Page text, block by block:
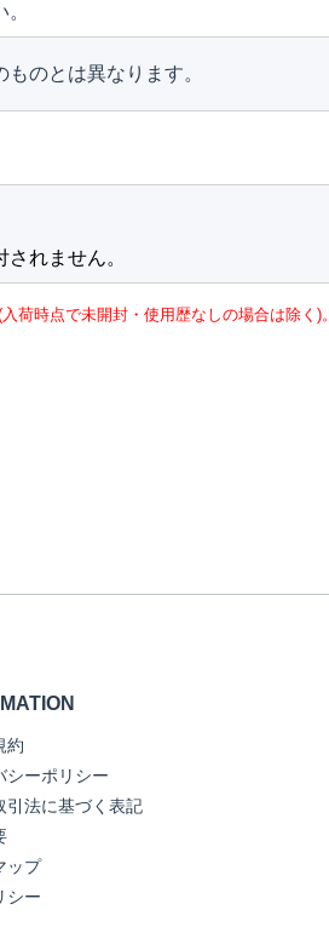
のとは異なります。
れません。
時点で未開封・使用歴なしの場合は除く)。
約
シーポリシー
引法に基づく表記
ップ
シー